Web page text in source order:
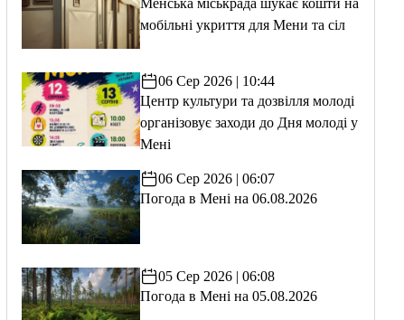
Менська міськрада шукає кошти на
мобільні укриття для Мени та сіл
06 Сер 2026 | 10:44
Центр культури та дозвілля молоді
організовує заходи до Дня молоді у
Мені
06 Сер 2026 | 06:07
Погода в Мені на 06.08.2026
05 Сер 2026 | 06:08
Погода в Мені на 05.08.2026